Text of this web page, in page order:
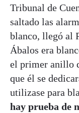
Tribunal de
saltado las
blanco, llegó al
Ábalos era
el primer anillo
que él se
utilizase para
hay prueba de